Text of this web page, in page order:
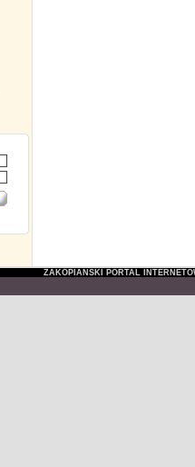
ZAKOPIAŃSKI PORTAL